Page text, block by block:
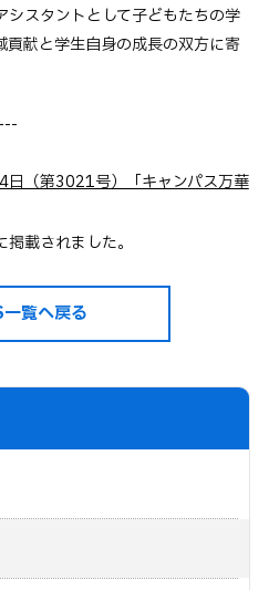
入試情報 お問い合わせ
シスタントとして子どもたちの学
献と学生自身の成長の双方に寄
日（第3021号）「キャンパス万華
載されました。
覧へ戻る